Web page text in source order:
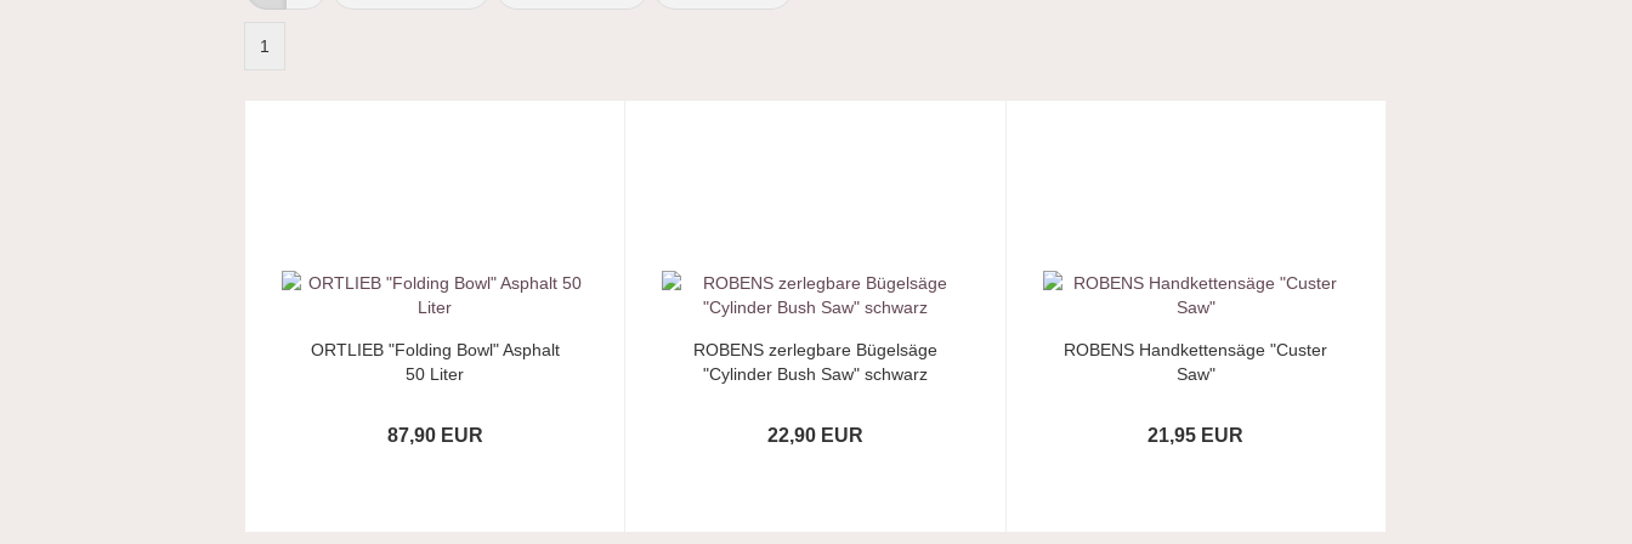
1
ORTLIEB "Folding Bowl" Asphalt
50 Liter
87,90 EUR
ROBENS zerlegbare Bügelsäge
"Cylinder Bush Saw" schwarz
22,90 EUR
ROBENS Handkettensäge "Custer
Saw"
21,95 EUR